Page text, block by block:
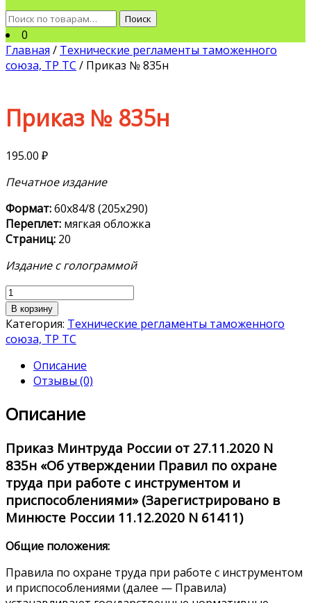
Искать:
Поиск
0
Главная / Технические регламенты таможенного
союза, ТР ТС / Приказ № 835н
Приказ № 835н
195.00 ₽
Печатное издание
Формат:60х84/8 (205х290)
Переплет: мягкая обложка
Страниц: 20
Издание с голограммой
Количество
товара
Приказ
№
В корзину
Категория: Технические регламенты таможенного
союза, ТР ТС
Описание
Отзывы (0)
Описание
Приказ Минтруда России от 27.11.2020 N
835н «Об утверждении Правил по охране
труда при работе с инструментом и
приспособлениями»(Зарегистрировано в
Минюсте России 11.12.2020 N 61411)
Общие положения:
Правила по охране труда при работе с инструментом
и приспособлениями (далее — Правила)